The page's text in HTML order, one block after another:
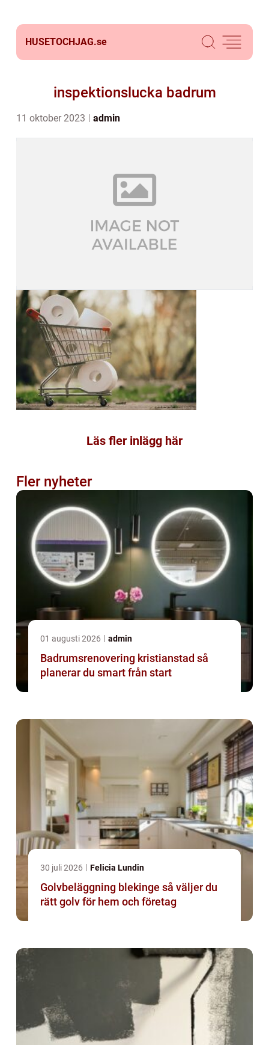
HUSETOCHJAG.se
inspektionslucka badrum
11 oktober 2023 admin
Läs fler inlägg här
Fler nyheter
01 augusti 2026 admin
Badrumsrenovering kristianstad så
planerar du smart från start
30 juli 2026 Felicia Lundin
Golvbeläggning blekinge så väljer du
rätt golv för hem och företag